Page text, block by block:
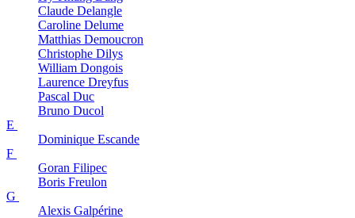
Claude Delangle
Caroline Delume
Matthias Demoucron
Christophe Dilys
William Dongois
Laurence Dreyfus
Pascal Duc
Bruno Ducol
E
Dominique Escande
F
Goran Filipec
Boris Freulon
G
Alexis Galpérine